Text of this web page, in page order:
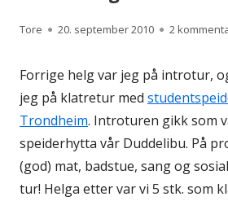
Forfatter
Tore Publisert
20. september 2010 2
Forrige helg var jeg på introtur,
jeg på klatretur med
Trondheim. Introturen gikk som
speiderhytta vår Duddelibu. På
(god) mat, badstue, sang og
tur! Helga etter var vi 5 stk. som